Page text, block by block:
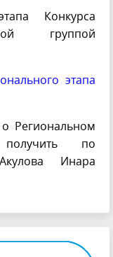
Конкурса
группой
этапа
Региональном
по
Инара